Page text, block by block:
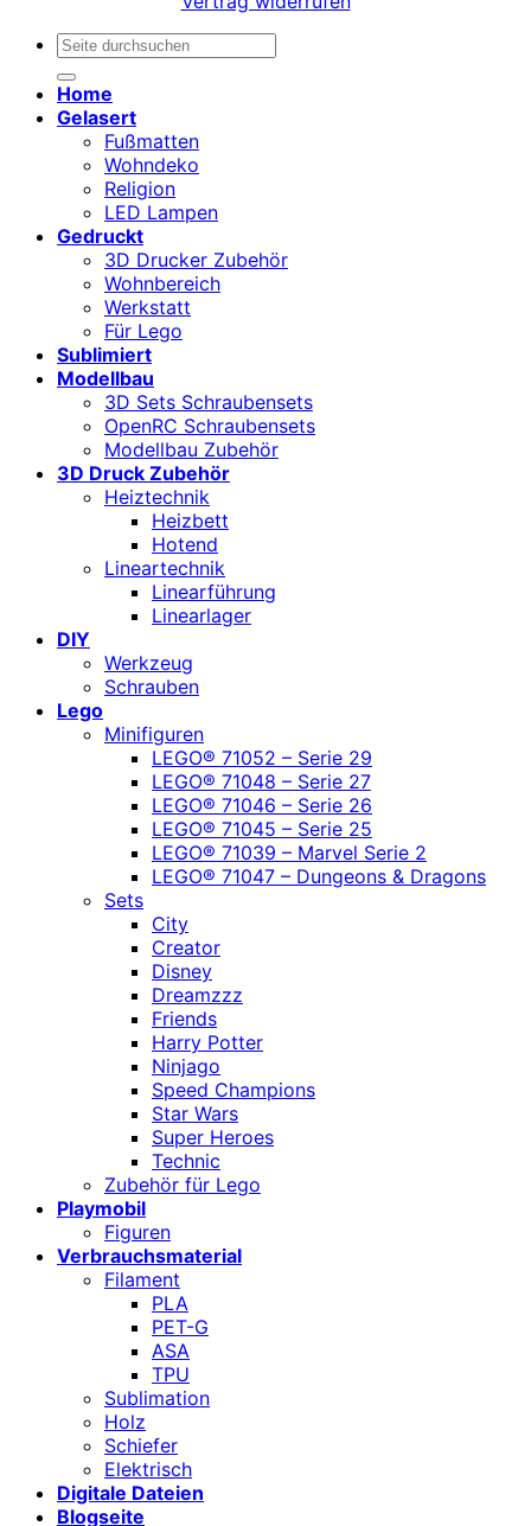
Suchen
Home
Gelasert
Fußmatten
Wohndeko
Religion
LED Lampen
Gedruckt
3D Drucker Zubehör
Wohnbereich
Werkstatt
Für Lego
Sublimiert
Modellbau
3D Sets Schraubensets
OpenRC Schraubensets
Modellbau Zubehör
3D Druck Zubehör
Heiztechnik
Heizbett
Hotend
Lineartechnik
Linearführung
Linearlager
DIY
Werkzeug
Schrauben
Lego
Minifiguren
LEGO® 71052 – Serie 29
LEGO® 71048 – Serie 27
LEGO® 71046 – Serie 26
LEGO® 71045 – Serie 25
LEGO® 71039 – Marvel Serie 2
LEGO® 71047 – Dungeons & Dragons
Sets
City
Creator
Disney
Dreamzzz
Friends
Harry Potter
Ninjago
Speed Champions
Star Wars
Super Heroes
Technic
Zubehör für Lego
Playmobil
Figuren
Verbrauchsmaterial
Filament
PLA
PET-G
ASA
TPU
Sublimation
Holz
Schiefer
Elektrisch
Digitale Dateien
Blogseite